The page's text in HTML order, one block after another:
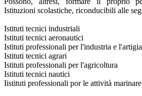
Istituzioni scolastiche, riconducibili alle
Istituti tecnici industriali
Istituti tecnici aeronautici
Istituti professionali per l'industria e
Istituti tecnici agrari
Istituti professionali per l'agricoltura
Istituti tecnici nautici
Iistituti professionali por le attività